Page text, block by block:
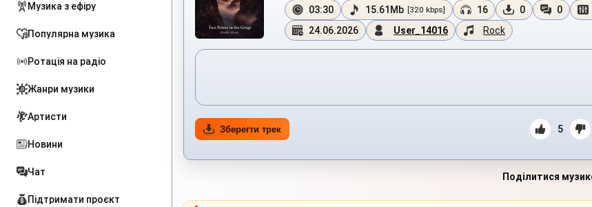
Музика з ефіру
Популярна музика
Ротація на радіо
Жанри музики
Артисти
Новини
Чат
Підтримати проєкт
03:30 15.61Mb [320 kbps] 16 0 0
24.06.2026
User_14016 Rock
Зберегти трек 5
Поділитися